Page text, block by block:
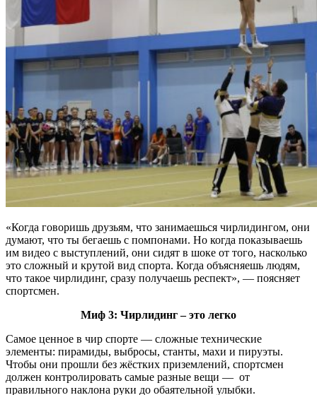
«Когда говоришь друзьям, что занимаешься чирлидингом, они
думают, что ты бегаешь с помпонами. Но когда показываешь
им видео с выступлений, они сидят в шоке от того, насколько
это сложный и крутой вид спорта. Когда объясняешь людям,
что такое чирлидинг, сразу получаешь респект», — поясняет
спортсмен.
Миф 3: Чирлидинг – это легко
Самое ценное в чир спорте — сложные технические
элементы: пирамиды, выбросы, станты, махи и пируэты.
Чтобы они прошли без жёстких приземлений, спортсмен
должен контролировать самые разные вещи — от
правильного наклона руки до обаятельной улыбки.